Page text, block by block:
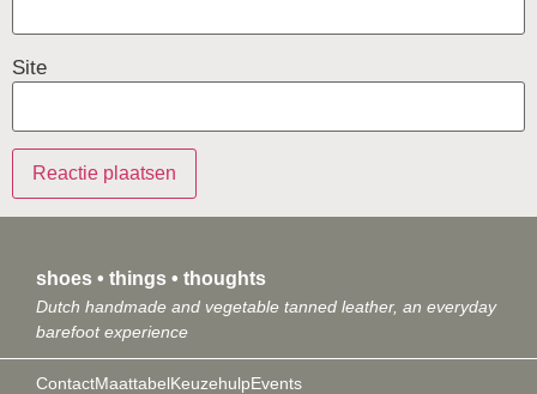
Site
shoes • things • thoughts
Dutch handmade and vegetable tanned leather, an everyday
barefoot experience
ContactMaattabelKeuzehulpEvents